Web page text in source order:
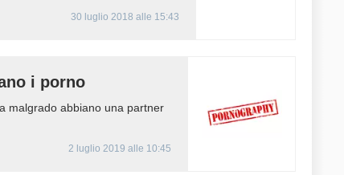
30 luglio 2018 alle 15:43
i porno
malgrado abbiano una partner
2 luglio 2019 alle 10:45